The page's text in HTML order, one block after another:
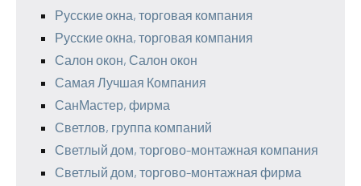
Русские окна, торговая компания
Русские окна, торговая компания
Салон окон, Салон окон
Самая Лучшая Компания
СанМастер, фирма
Светлов, группа компаний
Светлый дом, торгово-монтажная компания
Светлый дом, торгово-монтажная фирма